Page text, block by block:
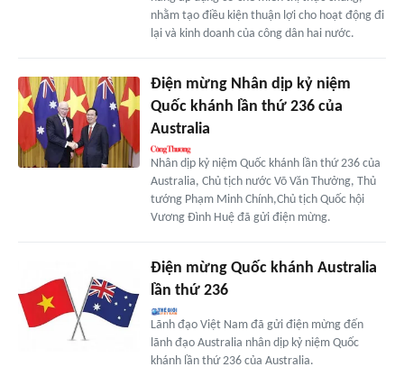
nhằm tạo điều kiện thuận lợi cho hoạt động đi
lại và kinh doanh của công dân hai nước.
Điện mừng Nhân dịp kỷ niệm
Quốc khánh lần thứ 236 của
Australia
Nhân dịp kỷ niệm Quốc khánh lần thứ 236 của
Australia, Chủ tịch nước Võ Văn Thưởng, Thủ
tướng Phạm Minh Chính,Chủ tịch Quốc hội
Vương Đình Huệ đã gửi điện mừng.
Điện mừng Quốc khánh Australia
lần thứ 236
Lãnh đạo Việt Nam đã gửi điện mừng đến
lãnh đạo Australia nhân dịp kỷ niệm Quốc
khánh lần thứ 236 của Australia.